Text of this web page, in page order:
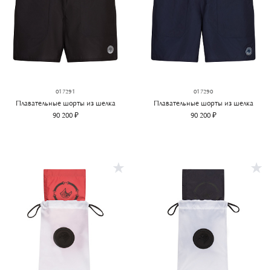
017291
Плавательные шорты из шелка
90 200 ₽
017290
Плавательные шорты из шелка
90 200 ₽